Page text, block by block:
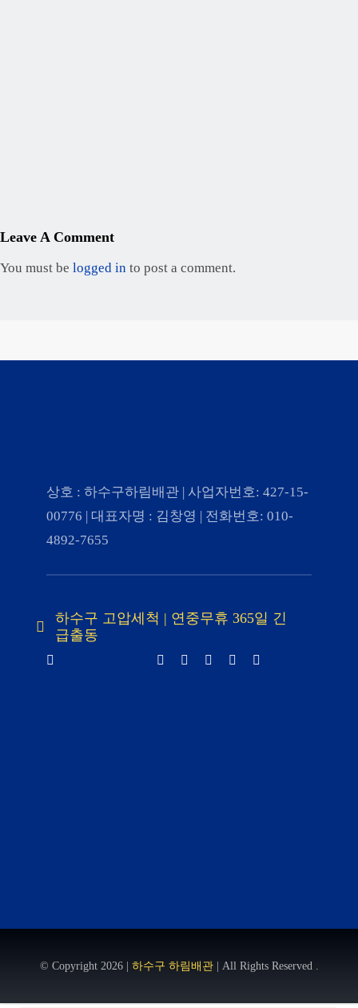
Leave A Comment
You must be logged in to post a comment.
상호 : 하수구하림배관 | 사업자번호: 427-15-
00776 | 대표자명 : 김창영 | 전화번호: 010-
4892-7655
하수구 고압세척 | 연중무휴 365일 긴
급출동
© Copyright 2026 | 하수구 하림배관| All Rights Reserved .